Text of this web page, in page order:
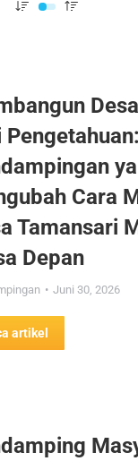
Cara
Tamansari
Depan
Juni 30, 2026
artikel